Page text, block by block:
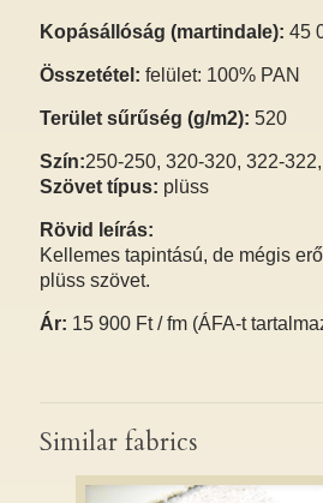
Kopásállóság (martindale): 45
Összetétel: felület: 100% PAN
Terület sűrűség (g/m2): 520
Szín:250-250, 320-320, 322-
Szövet típus: plüss
Rövid leírás:
Kellemes tapintású, de mégis
plüss szövet.
Ár: 15 900 Ft / fm (ÁFA-t
Similar fabrics